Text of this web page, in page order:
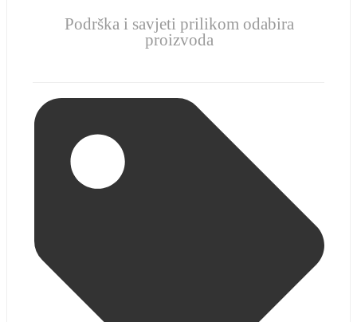
Podrška i savjeti prilikom odabira
proizvoda